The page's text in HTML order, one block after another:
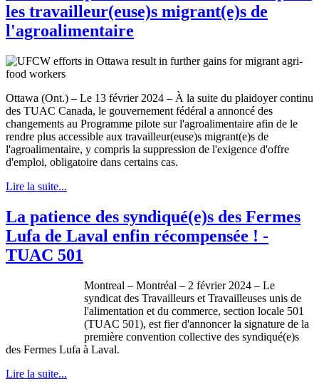
les travailleur(euse)s migrant(e)s de
l'agroalimentaire
Ottawa (Ont.) – Le 13 février 2024 – À la suite du plaidoyer continu
des TUAC Canada, le gouvernement fédéral a annoncé des
changements au Programme pilote sur l'agroalimentaire afin de le
rendre plus accessible aux travailleur(euse)s migrant(e)s de
l'agroalimentaire, y compris la suppression de l'exigence d'offre
d'emploi, obligatoire dans certains cas.
Lire la suite...
La patience des syndiqué(e)s des Fermes
Lufa de Laval enfin récompensée ! -
TUAC 501
Montreal – Montréal – 2 février 2024 – Le
syndicat des Travailleurs et Travailleuses unis de
l'alimentation et du commerce, section locale 501
(TUAC 501), est fier d'annoncer la signature de la
première convention collective des syndiqué(e)s
des Fermes Lufa à Laval.
Lire la suite...